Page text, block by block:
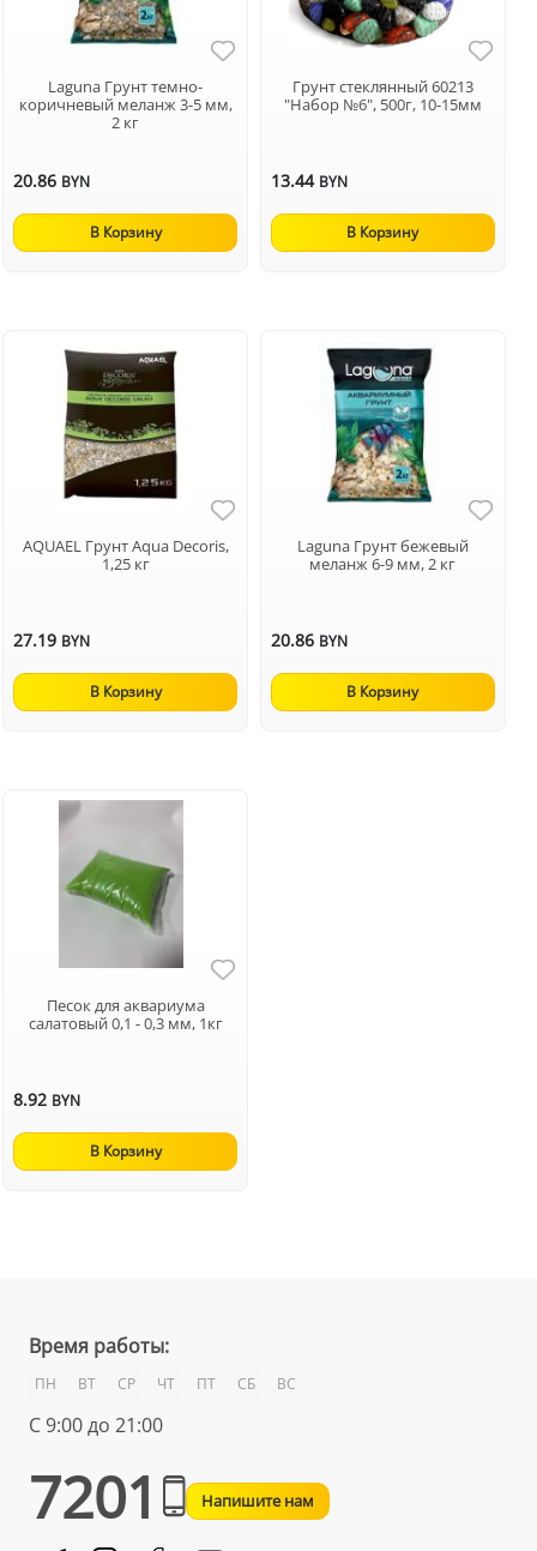
Laguna Грунт темно-
коричневый меланж 3-5 мм,
2 кг
20.86 BYN
В Корзину
Грунт стеклянный 60213
"Набор №6", 500г, 10-15мм
13.44 BYN
В Корзину
AQUAEL Грунт Aqua Decoris,
1,25 кг
27.19 BYN
В Корзину
Laguna Грунт бежевый
меланж 6-9 мм, 2 кг
20.86 BYN
В Корзину
Песок для аквариума
салатовый 0,1 - 0,3 мм, 1кг
8.92 BYN
В Корзину
Время работы:
ПН ВТ СР ЧТ ПТ СБ ВС
С 9:00 до 21:00
7201 Напишите нам